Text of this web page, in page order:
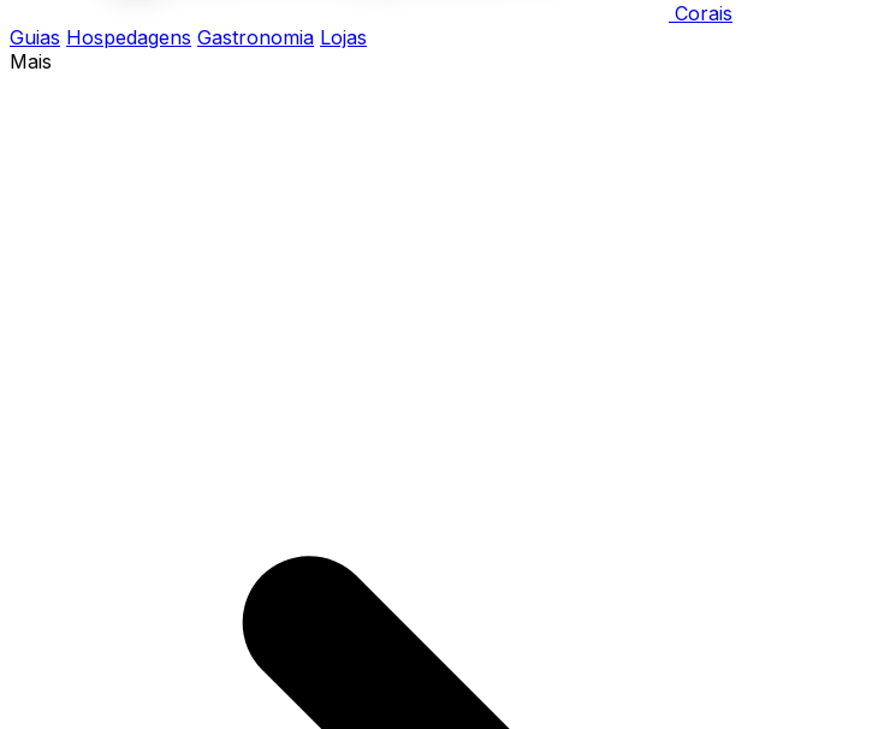
Corais
Guias Hospedagens Gastronomia Lojas
Mais